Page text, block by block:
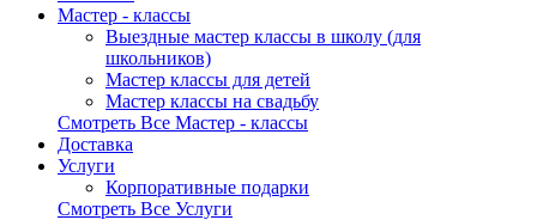
Мастер - классы
Выездные мастер классы в школу (для
школьников)
Мастер классы для детей
Мастер классы на свадьбу
Смотреть Все Мастер - классы
Доставка
Услуги
Корпоративные подарки
Смотреть Все Услуги